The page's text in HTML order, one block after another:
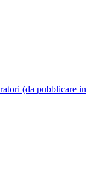
(da pubblicare in